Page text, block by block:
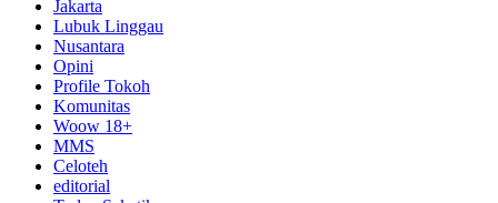
Jakarta
Lubuk Linggau
Nusantara
Opini
Profile Tokoh
Komunitas
Woow 18+
MMS
Celoteh
editorial